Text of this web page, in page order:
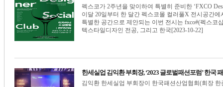
펙스코가 2주년을 맞이하여 특별히 준비한 ‘FXCO
이달 20일부터 한 달간 펙스코몰 컬러풀X 전시공간
특별한 공간으로 제안되는 이번 전시는 fxco#(펙스코
텍스타일디자인 전공, 그리고 한국[2023-10-22]
한세실업 김익환 부회장, ‘2023 글로벌패션포럼’ 한국
김익환 한세실업 부회장이 한국패션산업협회(회장